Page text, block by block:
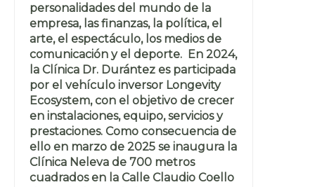
personalidades del mundo de la
empresa, las finanzas, la política, el
arte, el espectáculo, los medios de
comunicación y el deporte. En 2024,
la Clínica Dr. Durántez es participada
por el vehículo inversor Longevity
Ecosystem, con el objetivo de crecer
en instalaciones, equipo, servicios y
prestaciones. Como consecuencia de
ello en marzo de 2025 se inaugura la
Clínica Neleva de 700 metros
cuadrados en la Calle Claudio Coello